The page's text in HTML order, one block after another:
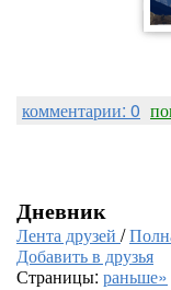
комментарии: 0
Дневник
Лента друзей /
Добавить в друзья
Страницы: раньше»